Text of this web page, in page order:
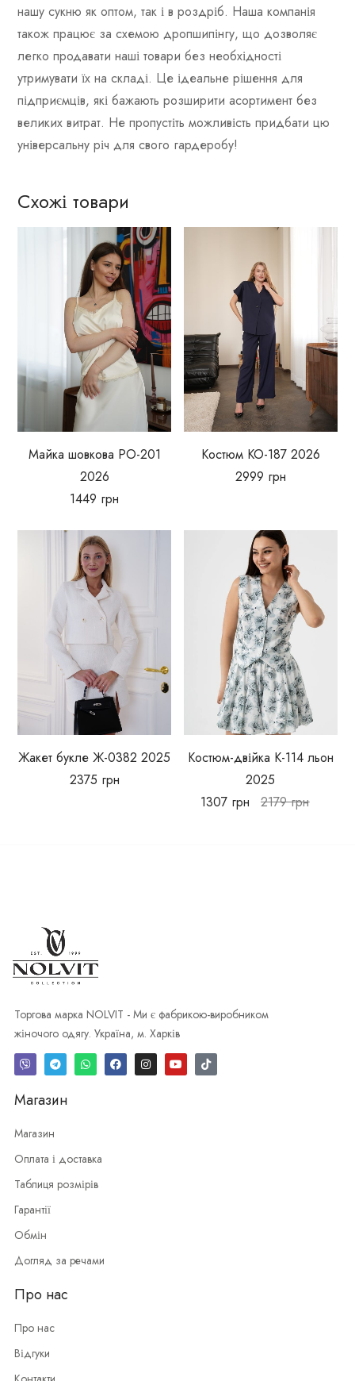
нашу сукню як оптом, так і в роздріб. Наша компанія
також працює за схемою дропшипінгу, що дозволяє
легко продавати наші товари без необхідності
утримувати їх на складі. Це ідеальне рішення для
підприємців, які бажають розширити асортимент без
великих витрат. Не пропустіть можливість придбати цю
універсальну річ для свого гардеробу!
Схожі товари
Майка шовкова РО-201
2026
1449 грн
Костюм КО-187 2026
2999 грн
Жакет букле Ж-0382 2025
2375 грн
Костюм-двійка К-114 льон
2025
1307 грн 2179грн
Торгова марка NOLVIT - Ми є фабрикою-виробником
жіночого одягу. Україна, м. Харків
Магазин
Магазин
Оплата і доставка
Таблиця розмірів
Гарантії
Обмін
Догляд за речами
Про нас
Про нас
Відгуки